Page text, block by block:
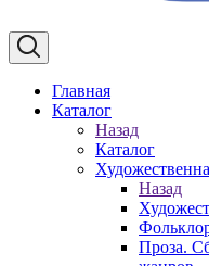
Главная
Каталог
Назад
Каталог
Назад
Проза.